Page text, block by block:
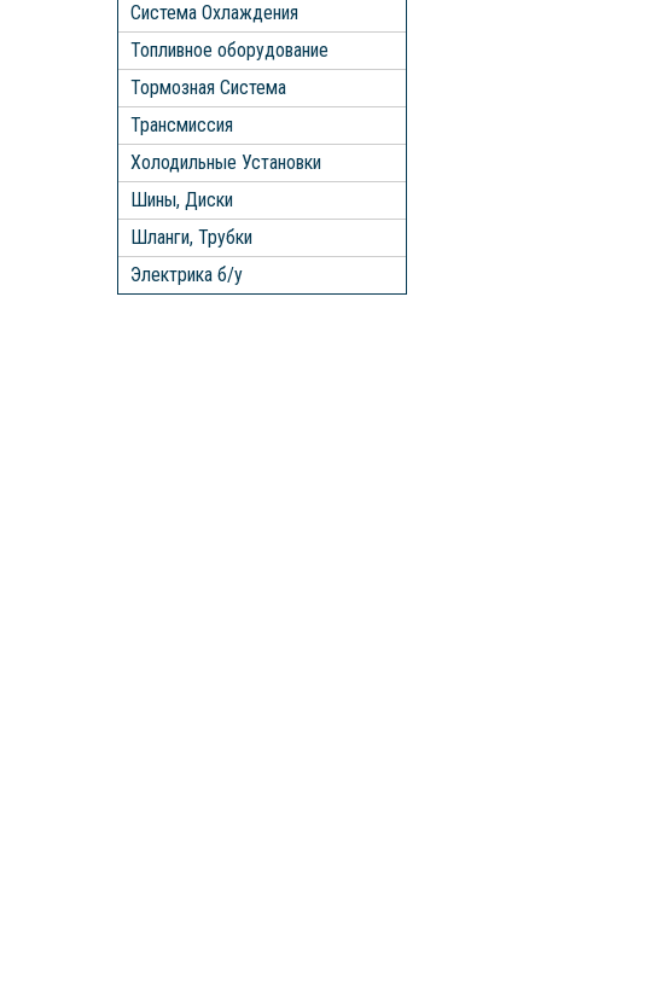
Система Охлаждения
Топливное оборудование
Тормозная Система
Трансмиссия
Холодильные Установки
Шины, Диски
Шланги, Трубки
Электрика б/у